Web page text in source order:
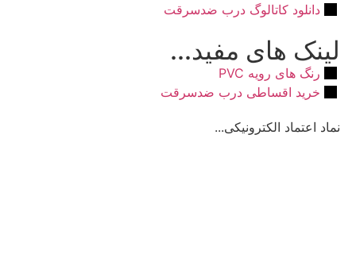
دانلود کاتالوگ درب ضدسرقت
لینک های مفید...
رنگ های رویه PVC
خرید اقساطی درب ضدسرقت
نماد اعتماد الکترونیکی...